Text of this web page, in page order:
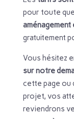
pour toute
gratuitement
Vous hésitez
sur notre
cette page ou
projet, vos
reviendrons